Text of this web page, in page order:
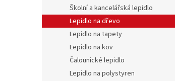
e
l
Školní a kancelářská lepidlo
Lepidlo na dřevo
Lepidlo na tapety
Lepidlo na kov
Čalounické lepidlo
Lepidlo na polystyren